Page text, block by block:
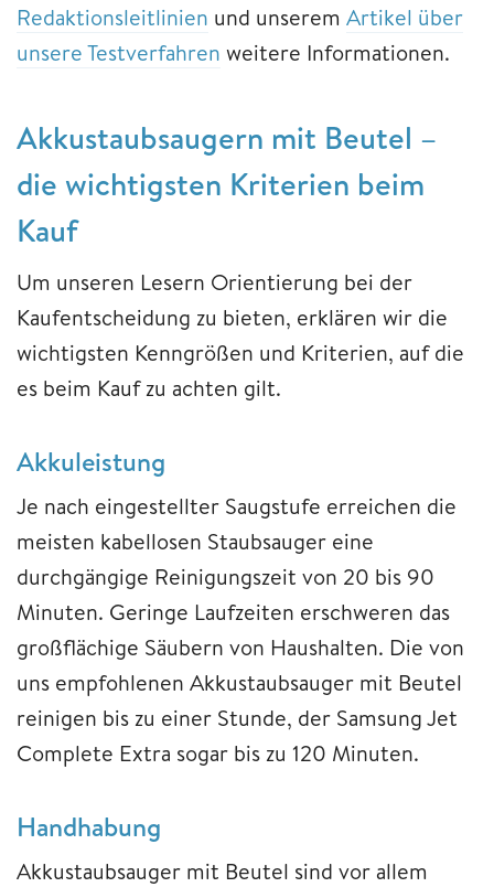
Redaktionsleitlinien und unserem Artikel über
unsere Testverfahren weitere Informationen.
Akkustaubsaugern mit Beutel –
die wichtigsten Kriterien beim
Kauf
Um unseren Lesern Orientierung bei der
Kaufentscheidung zu bieten, erklären wir die
wichtigsten Kenngrößen und Kriterien, auf die
es beim Kauf zu achten gilt.
Akkuleistung
Je nach eingestellter Saugstufe erreichen die
meisten kabellosen Staubsauger eine
durchgängige Reinigungszeit von 20 bis 90
Minuten. Geringe Laufzeiten erschweren das
großflächige Säubern von Haushalten. Die von
uns empfohlenen Akkustaubsauger mit Beutel
reinigen bis zu einer Stunde, der Samsung Jet
Complete Extra sogar bis zu 120 Minuten.
Handhabung
Akkustaubsauger mit Beutel sind vor allem